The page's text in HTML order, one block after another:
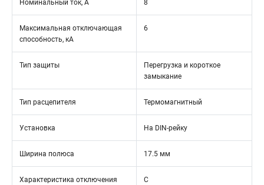
Номинальный ток, А 8
Максимальная отключающая
способность, кА
6
Тип защиты
Перегрузка и короткое
замыкание
Тип расцепителя Термомагнитный
Установка На DIN-рейку
Ширина полюса 17.5 мм
Характеристика отключения C